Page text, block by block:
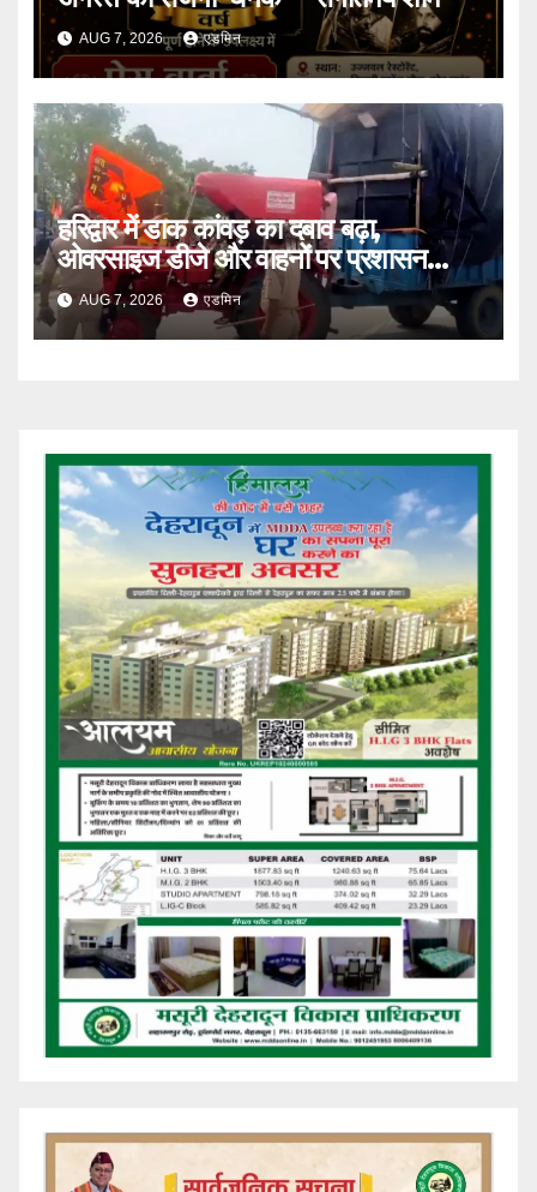
AUG 7, 2026 एडमिन
हरिद्वार में डाक कांवड़ का दबाव बढ़ा,
ओवरसाइज डीजे और वाहनों पर प्रशासन
सख्तAUG 7, 2026 एडमिन